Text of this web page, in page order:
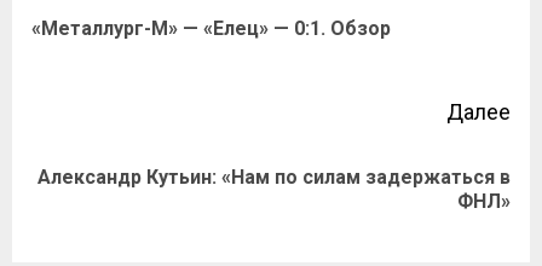
«Металлург-М» — «Елец» — 0:1. Обзор
Далее
Александр Кутьин: «Нам по силам задержаться в
ФНЛ»